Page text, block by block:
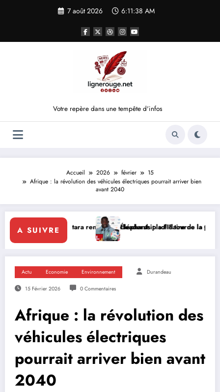
7 août 2026 6:11:38 AM
Votre repère dans une tempête d'infos
Accueil 2026 février
15
Afrique : la révolution des véhicules électriques pourrait arriver bien
avant 2040
A SUIVRE
Ouattara renforce le leadership solidaire de la Côte d’Ivoire en
Éléphants : la FIF tourne la page Emerse Faé
Actu Economie Environnement Durandeau
15 Février 2026 0 Commentaires
Afrique : la révolution des
véhicules électriques
pourrait arriver bien avant
2040